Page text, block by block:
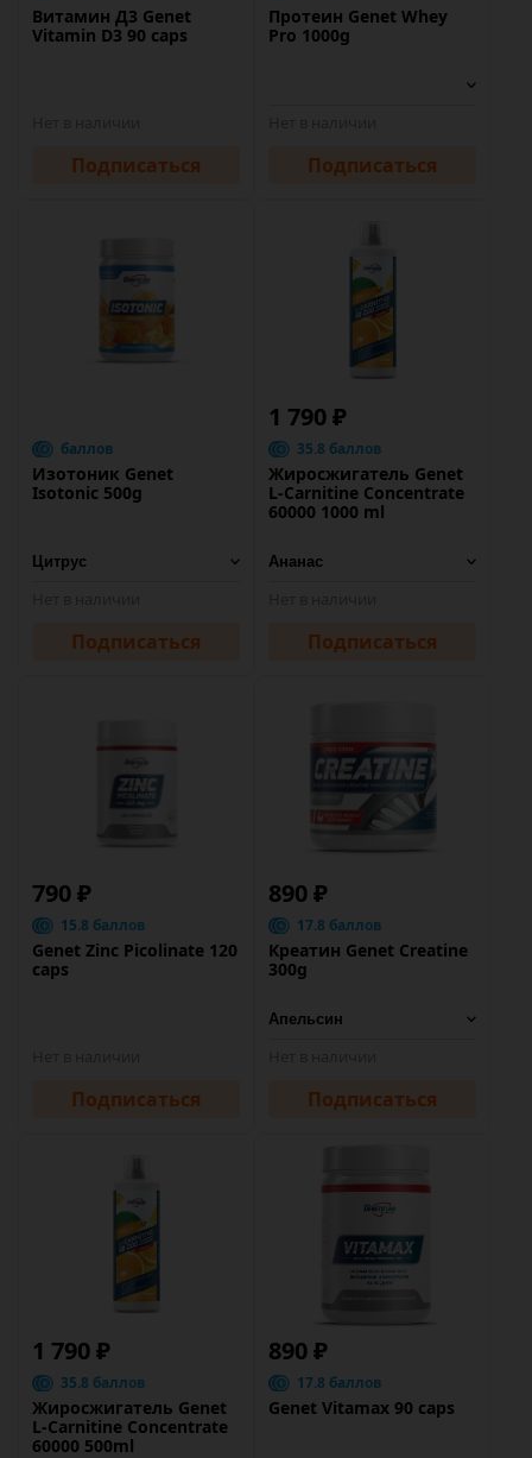
Витамин Д3 Genet
Vitamin D3 90 caps
Подписаться
Протеин Genet Whey
Pro 1000g
Подписаться
баллов
Изотоник Genet
Isotonic 500g
Подписаться
1 790 ₽
35.8 баллов
Жиросжигатель Genet
L-Carnitine Concentrate
60000 1000 ml
Подписаться
790 ₽
15.8 баллов
Genet Zinc Picolinate 120
caps
Подписаться
890 ₽
17.8 баллов
Креатин Genet Creatine
300g
Подписаться
1 790 ₽
35.8 баллов
Жиросжигатель Genet
L-Carnitine Concentrate
60000 500ml
890 ₽
17.8 баллов
Genet Vitamax 90 caps